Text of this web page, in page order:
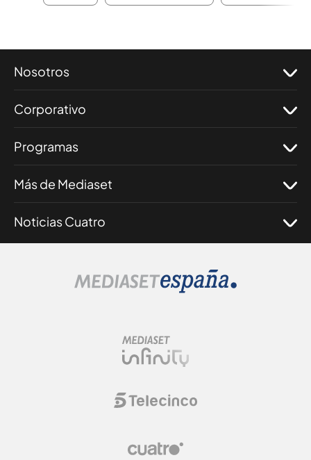
Nosotros
Corporativo
Programas
Más de Mediaset
Noticias Cuatro